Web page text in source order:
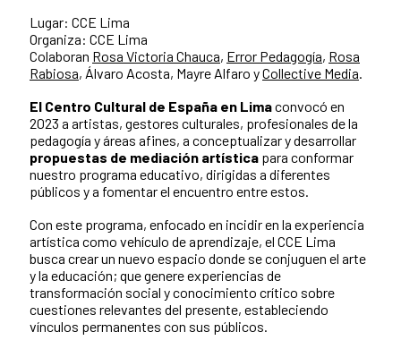
Lugar: CCE Lima
Organiza: CCE Lima
Colaboran Rosa Victoria Chauca, Error Pedagogía, Rosa
Rabiosa, Álvaro Acosta, Mayre Alfaro yCollective Media
El Centro Cultural de España en Limaconvocó en
2023 a artistas, gestores culturales, profesionales de la
pedagogía y áreas afines, a conceptualizar y desarrollar
propuestas de mediación artística para conformar
nuestro programa educativo, dirigidas a diferentes
públicos y a fomentar el encuentro entre estos.
Con este programa, enfocado en incidir en la experiencia
artística como vehículo de aprendizaje, el CCE Lima
busca crear un nuevo espacio donde se conjuguen el arte
y la educación; que genere experiencias de
transformación social y conocimiento crítico sobre
cuestiones relevantes del presente, estableciendo
vínculos permanentes con sus públicos.